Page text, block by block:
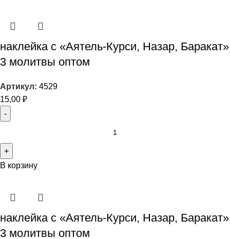
наклейка с «Аятель-Курси, Назар, Баракат»
3 молитвы оптом
Артикул: 4529
15,00 ₽
В корзину
наклейка с «Аятель-Курси, Назар, Баракат»
3 молитвы оптом